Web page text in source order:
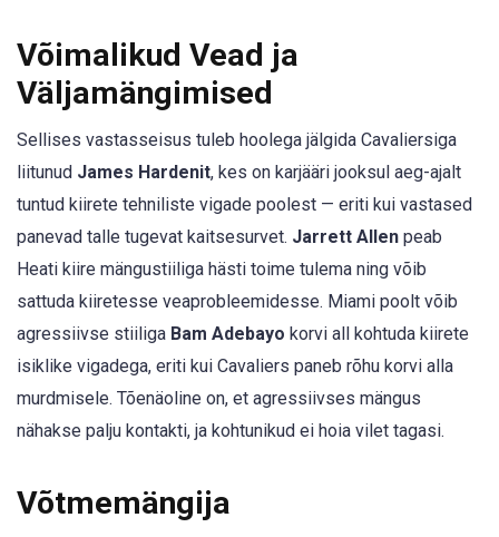
Võimalikud Vead ja
Väljamängimised
Sellises vastasseisus tuleb hoolega jälgida Cavaliersiga
liitunud James Hardenit, kes on karjääri jooksul aeg-ajalt
tuntud kiirete tehniliste vigade poolest — eriti kui vastased
panevad talle tugevat kaitsesurvet. Jarrett Allen peab
Heati kiire mängustiiliga hästi toime tulema ning võib
sattuda kiiretesse veaprobleemidesse. Miami poolt võib
agressiivse stiiliga Bam Adebayo korvi all kohtuda kiirete
isiklike vigadega, eriti kui Cavaliers paneb rõhu korvi alla
murdmisele. Tõenäoline on, et agressiivses mängus
nähakse palju kontakti, ja kohtunikud ei hoia vilet tagasi.
Võtmemängija